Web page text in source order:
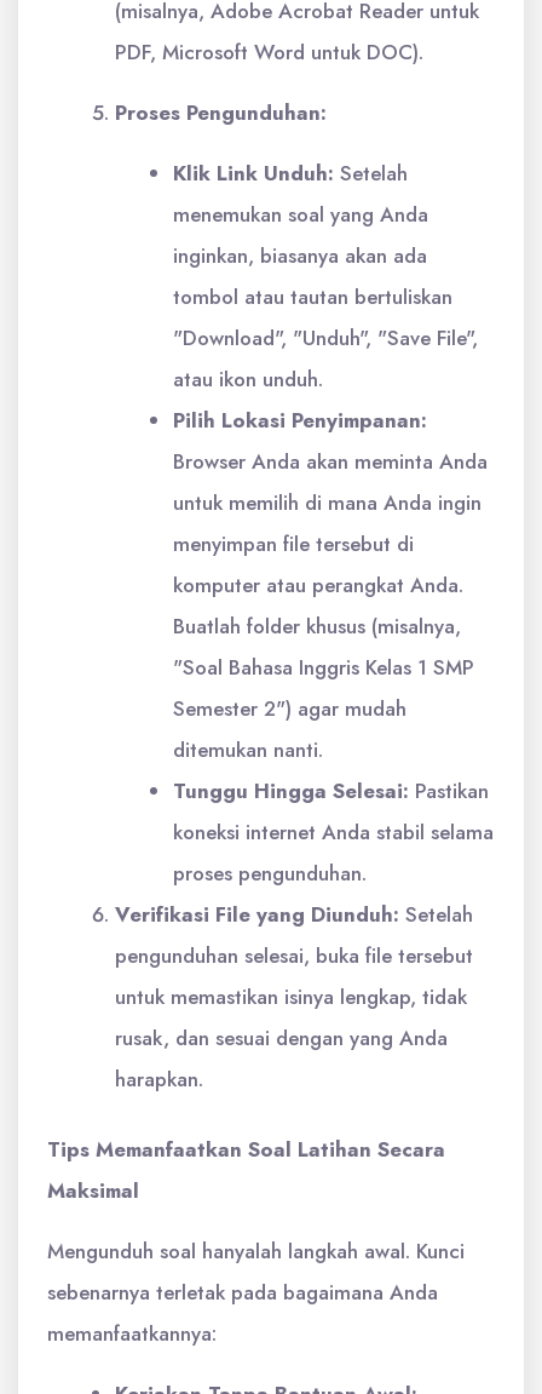
(misalnya, Adobe Acrobat Reader untuk
PDF, Microsoft Word untuk DOC).
Proses Pengunduhan:
Klik Link Unduh: Setelah
menemukan soal yang Anda
inginkan, biasanya akan ada
tombol atau tautan bertuliskan
"Download", "Unduh", "Save File",
atau ikon unduh.
Pilih Lokasi Penyimpanan:
Browser Anda akan meminta Anda
untuk memilih di mana Anda ingin
menyimpan file tersebut di
komputer atau perangkat Anda.
Buatlah folder khusus (misalnya,
"Soal Bahasa Inggris Kelas 1 SMP
Semester 2") agar mudah
ditemukan nanti.
Tunggu Hingga Selesai: Pastikan
koneksi internet Anda stabil selama
proses pengunduhan.
Verifikasi File yang Diunduh: Setelah
pengunduhan selesai, buka file tersebut
untuk memastikan isinya lengkap, tidak
rusak, dan sesuai dengan yang Anda
harapkan.
Tips Memanfaatkan Soal Latihan Secara
Maksimal
Mengunduh soal hanyalah langkah awal. Kunci
sebenarnya terletak pada bagaimana Anda
memanfaatkannya: